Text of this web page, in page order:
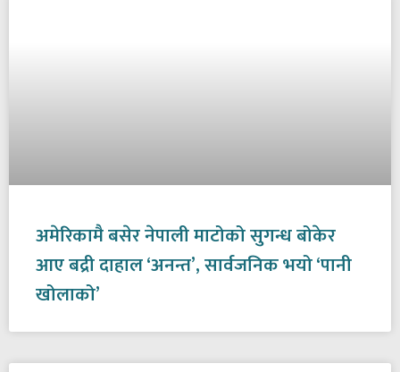
अमेरिकामै बसेर नेपाली माटोको सुगन्ध बोकेर
आए बद्री दाहाल ‘अनन्त’, सार्वजनिक भयो ‘पानी
खोलाको’